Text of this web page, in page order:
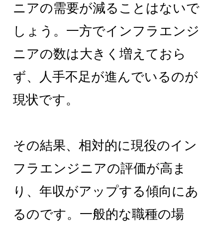
ニアの需要が減ることはないで
しょう。一方でインフラエンジ
ニアの数は大きく増えておら
ず、人手不足が進んでいるのが
現状です。
その結果、相対的に現役のイン
フラエンジニアの評価が高ま
り、年収がアップする傾向にあ
るのです。一般的な職種の場